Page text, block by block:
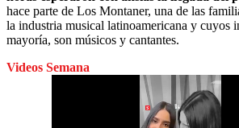
hace parte de Los Montaner, una de las
la industria musical latinoamericana y cuyos
mayoría, son músicos y cantantes.
Videos Semana